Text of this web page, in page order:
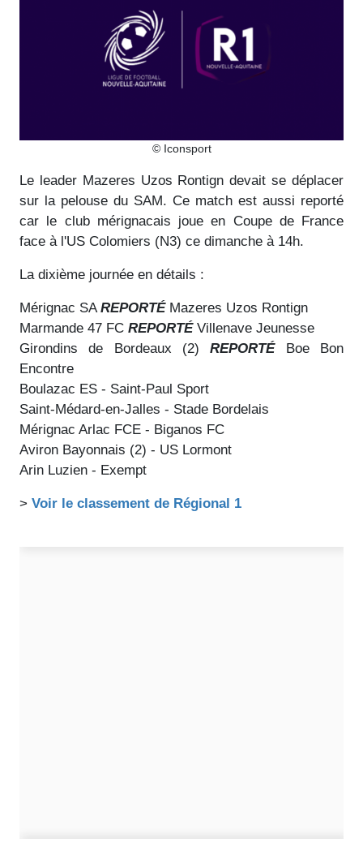
© Iconsport
Le leader Mazeres Uzos Rontign devait se déplacer
sur la pelouse du SAM. Ce match est aussi reporté
car le club mérignacais joue en Coupe de France
face à l'US Colomiers (N3) ce dimanche à 14h.
La dixième journée en détails :
Mérignac SA REPORTÉMazeres Uzos Rontign
Marmande 47 FC REPORTÉVillenave Jeunesse
Girondins de Bordeaux (2)REPORTÉBoe Bon
Encontre
Boulazac ES - Saint-Paul Sport
Saint-Médard-en-Jalles - Stade Bordelais
Mérignac Arlac FCE - Biganos FC
Aviron Bayonnais (2) - US Lormont
Arin Luzien - Exempt
> Voir le classement de Régional 1